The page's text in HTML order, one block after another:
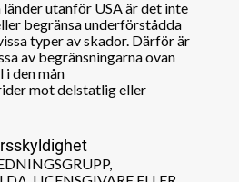
utanför USA är det inte
begränsa underförstådda
typer av skador. Därför är
av begränsningarna ovan
den mån
mot delstatlig eller